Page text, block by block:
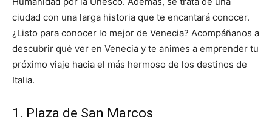
ciudad con una larga historia que te encantará conocer.
¿Listo para conocer lo mejor de Venecia? Acompáñanos a
descubrir qué ver en Venecia y te animes a emprender tu
próximo viaje hacia el más hermoso de los destinos de
Italia.
1. Plaza de San Marcos